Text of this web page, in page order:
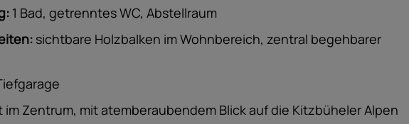
1 Bad, getrenntes WC, Abstellraum
sichtbare Holzbalken im Wohnbereich, zentral begehbarer
im Zentrum, mit atemberaubendem Blick auf die Kitzbüheler Alpen